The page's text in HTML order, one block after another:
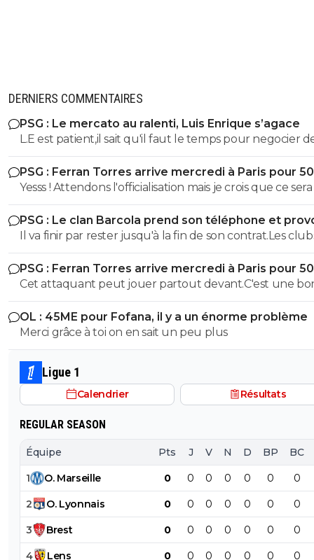
DERNIERS COMMENTAIRES
PSG : Le mercato au ralenti, Luis Enrique s’agace
L.E est patient,il sait qu'il faut le temps pour negocier
arrivees
PSG : Ferran Torres arrive mercredi à Paris pour
Yesss ! Attendons l'officialisation mais je crois que ce
très bonne pioche !
PSG : Le clan Barcola prend son téléphone et
un séisme
Il va finir par rester jusqu'à la fin de son contrat.Les
anglais achetent les joueurs tres chers entre eux mais
contre ils ne veulent pas payer le prix quand c'est un
PSG : Ferran Torres arrive mercredi à Paris pour
Cet attaquant peut jouer partout devant.C'est une
pioche pour un prix correct
OL : 45ME pour Fofana, il y a un énorme problème
Merci grâce à toi on en sait un peu plus
Ligue 1
Calendrier Résultats
REGULAR SEASON
Équipe Pts J V N D BP BC
1 O. Marseille 0 0 0 0 0 0 0
2 O. Lyonnais 0 0 0 0 0 0 0
3 Brest 0 0 0 0 0 0 0
4 Lens 0 0 0 0 0 0 0